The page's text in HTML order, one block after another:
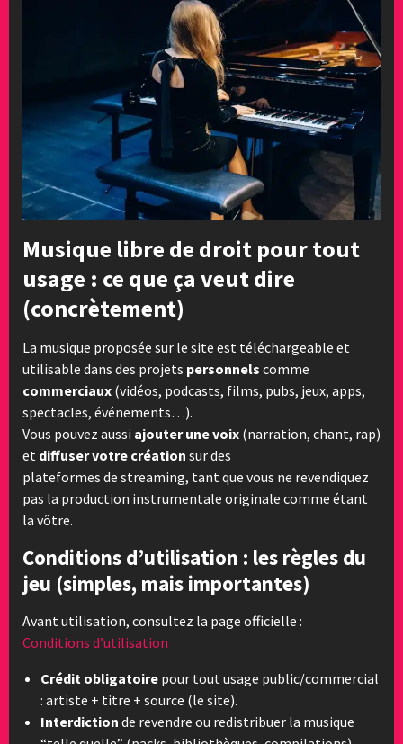
Musique libre de droit pour tout
usage : ce que ça veut dire
(concrètement)
La musique proposée sur le site est téléchargeable et
utilisable dans des projets personnels comme
commerciaux (vidéos, podcasts, films, pubs, jeux, apps,
spectacles, événements…).
Vous pouvez aussi ajouter une voix (narration, chant, rap)
et diffuser votre création sur des
plateformes de streaming, tant que vous ne revendiquez
pas la production instrumentale originale comme étant
la vôtre.
Conditions d’utilisation : les règles du
jeu (simples, mais importantes)
Avant utilisation, consultez la page officielle :
Conditions d’utilisation
Crédit obligatoire pour tout usage public/commercial
: artiste + titre + source (le site).
Interdiction de revendre ou redistribuer la musique